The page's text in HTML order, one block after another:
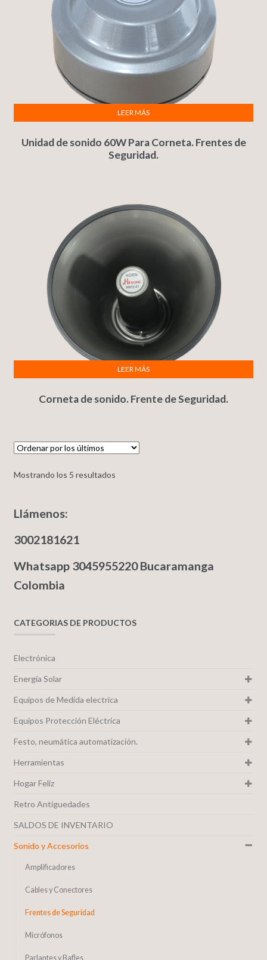
Unidad de sonido 60W Para Corneta. Frentes de
Seguridad.
LEER MÁS
Corneta de sonido. Frente de Seguridad.
LEER MÁS
Mostrando los 5 resultados
Llámenos:
3002181621
Whatsapp 3045955220 Bucaramanga
Colombia
CATEGORIAS DE PRODUCTOS
Electrónica
Energía Solar
Equipos de Medida electrica
Equipos Protección Eléctrica
Festo, neumática automatización.
Herramientas
Hogar Feliz
Retro Antiguedades
SALDOS DE INVENTARIO
Sonido y Accesorios
Amplificadores
Cables y Conectores
Frentes de Seguridad
Micrófonos
Parlantes y Bafles